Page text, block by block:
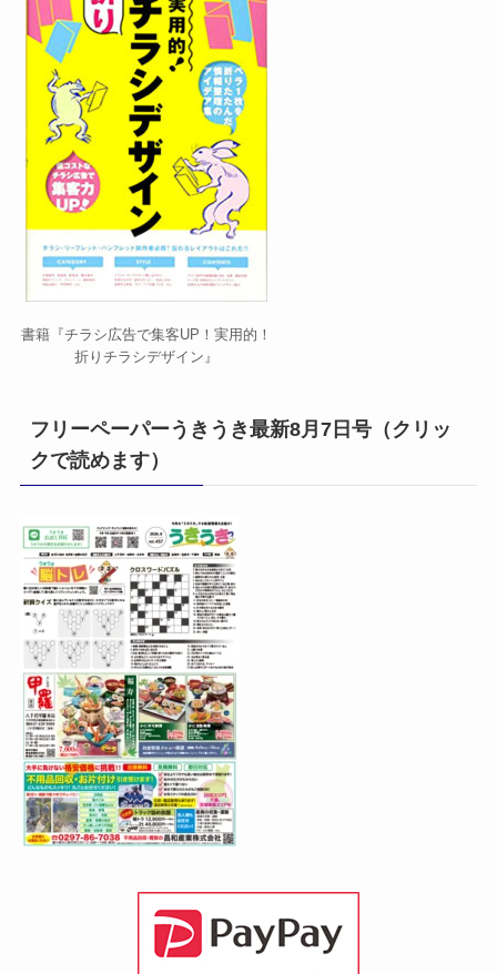
書籍『チラシ広告で集客UP！実用的！
折りチラシデザイン』
フリーペーパーうきうき最新8月7日号（クリッ
クで読めます）